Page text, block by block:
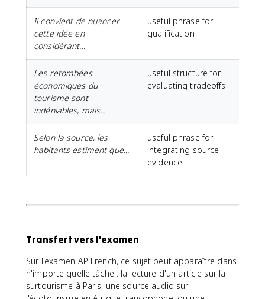
Il convient de nuancer
cette idée en
considérant...
useful phrase for
qualification
Les retombées
économiques du
tourisme sont
indéniables, mais...
useful structure for
evaluating tradeoffs
Selon la source, les
habitants estiment que...
useful phrase for
integrating source
evidence
Transfert vers l'examen
Sur l'examen AP French, ce sujet peut apparaître dans
n'importe quelle tâche : la lecture d'un article sur la
surtourisme à Paris, une source audio sur